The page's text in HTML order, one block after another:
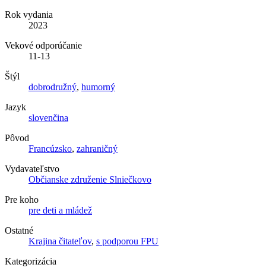
Rok vydania
2023
Vekové odporúčanie
11-13
Štýl
dobrodružný, humorný
Jazyk
slovenčina
Pôvod
Francúzsko, zahraničný
Vydavateľstvo
Občianske združenie Slniečkovo
Pre koho
pre deti a mládež
Ostatné
Krajina čitateľov, s podporou FPU
Kategorizácia